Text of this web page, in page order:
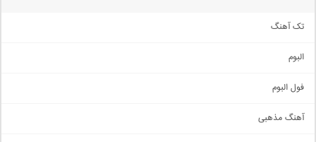
تک آهنگ
اجتماعی
حماسی
البوم
فول البوم
آهنگ مذهبی